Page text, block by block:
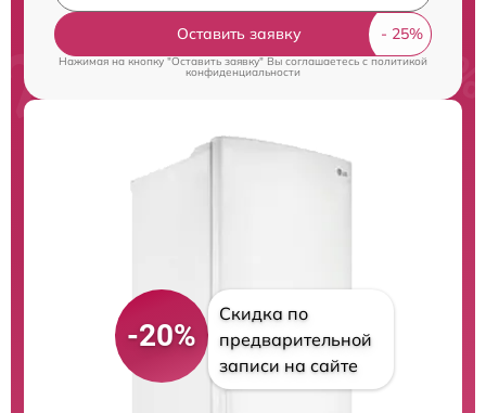
Оставить заявку
Нажимая на кнопку "Оставить заявку" Вы соглашаетесь cполитикой
конфиденциальности
-20%
Скидка по
предварительной
записи на сайте